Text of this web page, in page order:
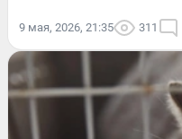
9 мая, 2026, 21:35 311